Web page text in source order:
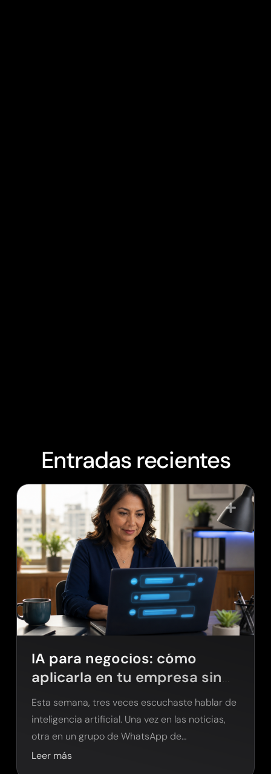
Entradas recientes
IA para negocios: cómo
aplicarla en tu empresa sin
necesidad de programar
Esta semana, tres veces escuchaste hablar de
inteligencia artificial. Una vez en las noticias,
otra en un grupo de WhatsApp de
empresarios…
Leer más